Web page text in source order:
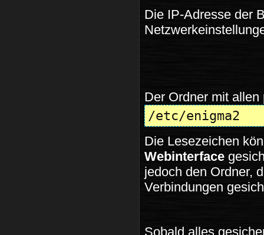
Die IP-Adresse der
Der Ordner mit
/etc/enigma2
Die Lesezeichen
Webinterface
jedoch den Ordner,
Verbindungen
Sobald alles